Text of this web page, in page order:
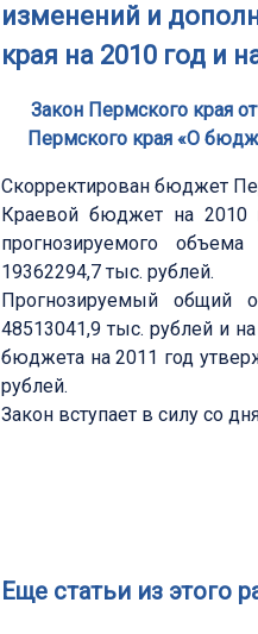
изменений и
края на 2010 год и
Закон Пермского края
Пермского края «О
Скорректирован бюджет
Краевой бюджет на 2010
прогнозируемого
19362294,7 тыс. рублей.
Прогнозируемый
48513041,9 тыс. рублей и
бюджета на 2011 год
рублей.
Закон вступает в силу со
Еще статьи из этого